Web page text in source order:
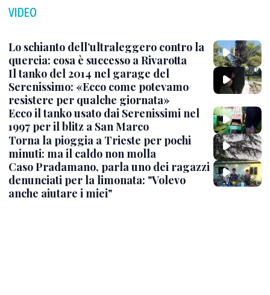
VIDEO
Lo schianto dell’ultraleggero contro la
quercia: cosa è successo a Rivarotta
Il tanko del 2014 nel garage del
Serenissimo: «Ecco come potevamo
resistere per qualche giornata»
Ecco il tanko usato dai Serenissimi nel
1997 per il blitz a San Marco
Torna la pioggia a Trieste per pochi
minuti: ma il caldo non molla
Caso Pradamano, parla uno dei ragazzi
denunciati per la limonata: "Volevo
anche aiutare i miei"